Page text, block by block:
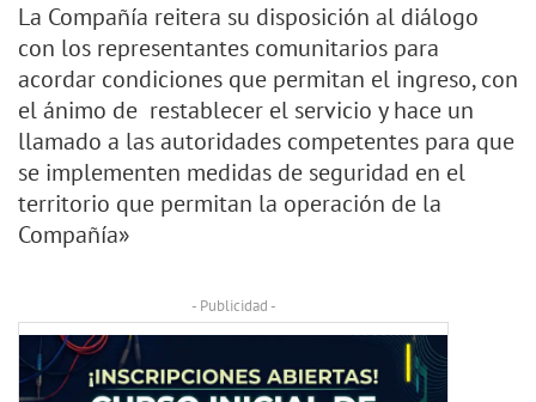
La Compañía reitera su disposición al diálogo
con los representantes comunitarios para
acordar condiciones que permitan el ingreso, con
el ánimo de restablecer el servicio y hace un
llamado a las autoridades competentes para que
se implementen medidas de seguridad en el
territorio que permitan la operación de la
Compañía»
- Publicidad -